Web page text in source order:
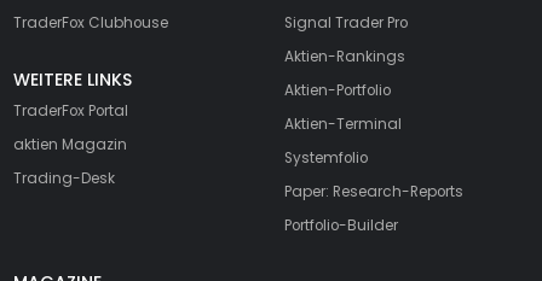
TraderFox Clubhouse
WEITERE LINKS
TraderFox Portal
aktien Magazin
Trading-Desk
Signal Trader Pro
Aktien-Rankings
Aktien-Portfolio
Aktien-Terminal
Systemfolio
Paper: Research-Reports
Portfolio-Builder